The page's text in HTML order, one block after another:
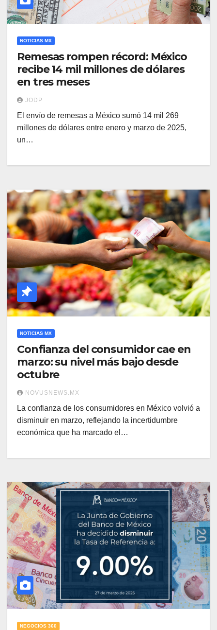
NOTICIAS MX
Remesas rompen récord: México
recibe 14 mil millones de dólares
en tres meses
JODP
El envío de remesas a México sumó 14 mil 269
millones de dólares entre enero y marzo de 2025,
un…
NOTICIAS MX
Confianza del consumidor cae en
marzo: su nivel más bajo desde
octubre
NOVUSNEWS.MX
La confianza de los consumidores en México volvió a
disminuir en marzo, reflejando la incertidumbre
económica que ha marcado el…
NEGOCIOS 360